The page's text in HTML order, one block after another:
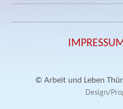
© Arbeit und Leben
Design/